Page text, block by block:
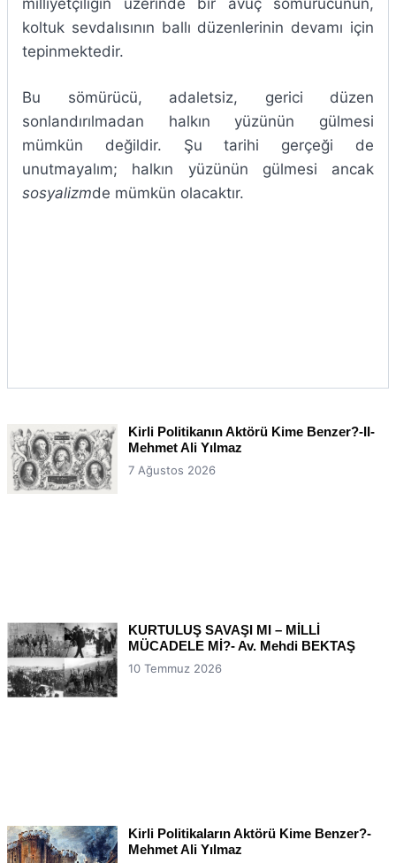
koltuk sevdalısının ballı düzenlerinin devamı için
tepinmektedir.
Bu sömürücü, adaletsiz, gerici düzen
sonlandırılmadan halkın yüzünün gülmesi
mümkün değildir. Şu tarihi gerçeği de
unutmayalım; halkın yüzünün gülmesi ancak
sosyalizmde mümkün olacaktır.
Kirli Politikanın Aktörü Kime Benzer?-II-
Mehmet Ali Yılmaz
7 Ağustos 2026
KURTULUŞ SAVAŞI MI – MİLLİ
MÜCADELE Mİ?- Av. Mehdi BEKTAŞ
10 Temmuz 2026
Kirli Politikaların Aktörü Kime Benzer?-
Mehmet Ali Yılmaz